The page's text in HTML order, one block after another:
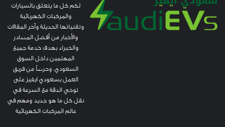
لكم كل ما يتعلق بالسيارات
والمركبات الكهربائية
وتقنياتها الحديثة وآخر المقالات
والأخبار من أفضل المصادر
والخبراء بهدف خدمة جميع
المهتمين داخل السوق
السعودي. وحرصاً من فريق
العمل بسعودي ايفيز على
توخي الدقة مع السرعة في
نقل كل ما هو جديد ومهم في
عالم المركبات الكهربائية